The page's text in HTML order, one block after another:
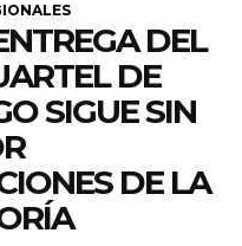
DEL
DE
SIGUE SIN
DE LA